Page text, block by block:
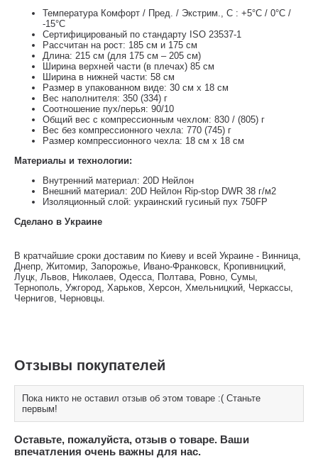
Температура Комфорт / Пред. / Экстрим., C : +5°C / 0°C /
-15°C
Cертифицированый по стандарту ISO 23537‐1
Рассчитан на рост: 185 см и 175 см
Длина: 215 см (для 175 см – 205 см)
Ширина верхней части (в плечах) 85 см
Ширина в нижней части: 58 см
Размер в упакованном виде: 30 см x 18 см
Вес наполнителя: 350 (334) г
Соотношение пух/перья: 90/10
Общий вес с компрессионным чехлом: 830 / (805) г
Вес без компрессионного чехла: 770 (745) г
Размер компрессионного чехла: 18 см x 18 см
Материалы и технологии:
Внутренний материал: 20D Нейлон
Внешний материал: 20D Нейлон Rip-stop DWR 38 г/м2
Изоляционный слой: украинский гусиный пух 750FP
Сделано в Украине
В кратчайшие сроки доставим по Киеву и всей Украине - Винница,
Днепр, Житомир, Запорожье, Ивано-Франковск, Кропивницкий,
Луцк, Львов, Николаев, Одесса, Полтава, Ровно, Сумы,
Тернополь, Ужгород, Харьков, Херсон, Хмельницкий, Черкассы,
Чернигов, Черновцы.
Отзывы покупателей
Пока никто не оставил отзыв об этом товаре :( Станьте
первым!
Оставьте, пожалуйста, отзыв о товаре. Ваши
впечатления очень важны для нас.